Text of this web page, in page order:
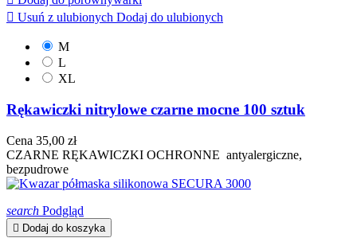
 Usuń z ulubionych Dodaj do ulubionych
M
L
XL
Rękawiczki nitrylowe czarne mocne 100 sztuk
Cena 35,00 zł
CZARNE RĘKAWICZKI OCHRONNE antyalergiczne,
bezpudrowe
search Podgląd
 Dodaj do koszyka